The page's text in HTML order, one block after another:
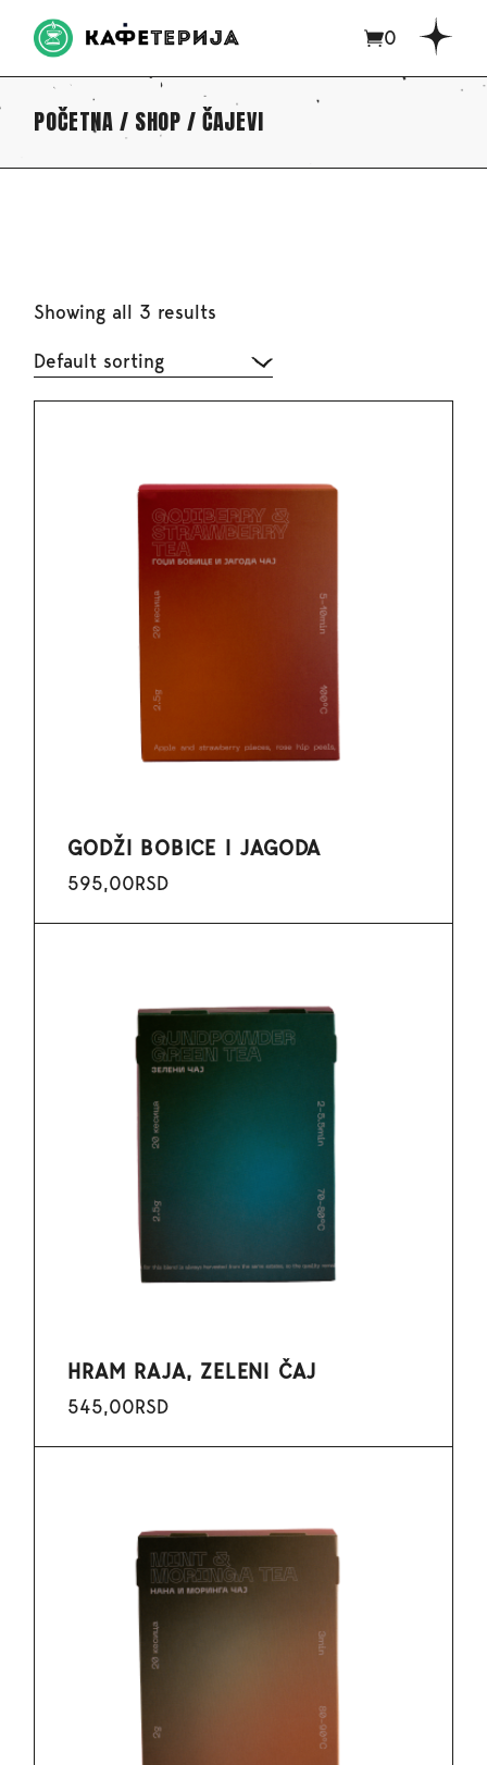
0
POČETNA SHOP ČAJEVI
Showing all 3 results
Default sorting
GODŽI BOBICE I JAGODA
595,00RSD
HRAM RAJA, ZELENI ČAJ
545,00RSD